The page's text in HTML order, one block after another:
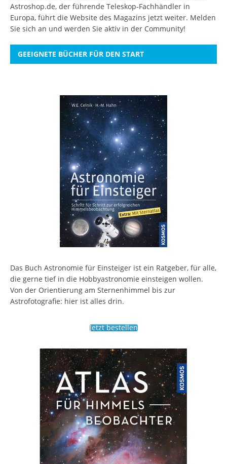
Astroshop.de, der führende Teleskop-Fachhändler in
Europa, führt die Website des Magazins jetzt weiter. Melden
Sie sich an und werden Sie aktiv in der Community!
GEEIGNETE BÜCHER FÜR DEN START
Das Buch Astronomie für Einsteiger ist ein Ratgeber, für alle,
die gerne tief in die Hobbyastronomie einsteigen wollen.
Von der Orientierung am Sternenhimmel bis zur
Astrofotografie: hier ist alles drin.
Jetzt bestellen